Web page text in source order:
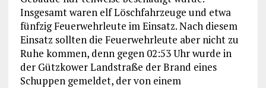
Insgesamt waren elf Löschfahrzeuge und etwa
fünfzig Feuerwehrleute im Einsatz. Nach diesem
Einsatz sollten die Feuerwehrleute aber nicht zu
Ruhe kommen, denn gegen 02:53 Uhr wurde in
der Gützkower Landstraße der Brand eines
Schuppen gemeldet, der von einem